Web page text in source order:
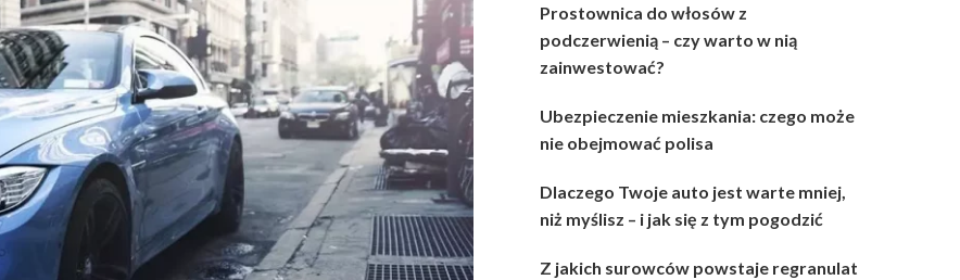
Prostownica do włosów z
podczerwienią – czy warto w nią
zainwestować?
Ubezpieczenie mieszkania: czego może
nie obejmować polisa
Dlaczego Twoje auto jest warte mniej,
niż myślisz – i jak się z tym pogodzić
Z jakich surowców powstaje regranulat